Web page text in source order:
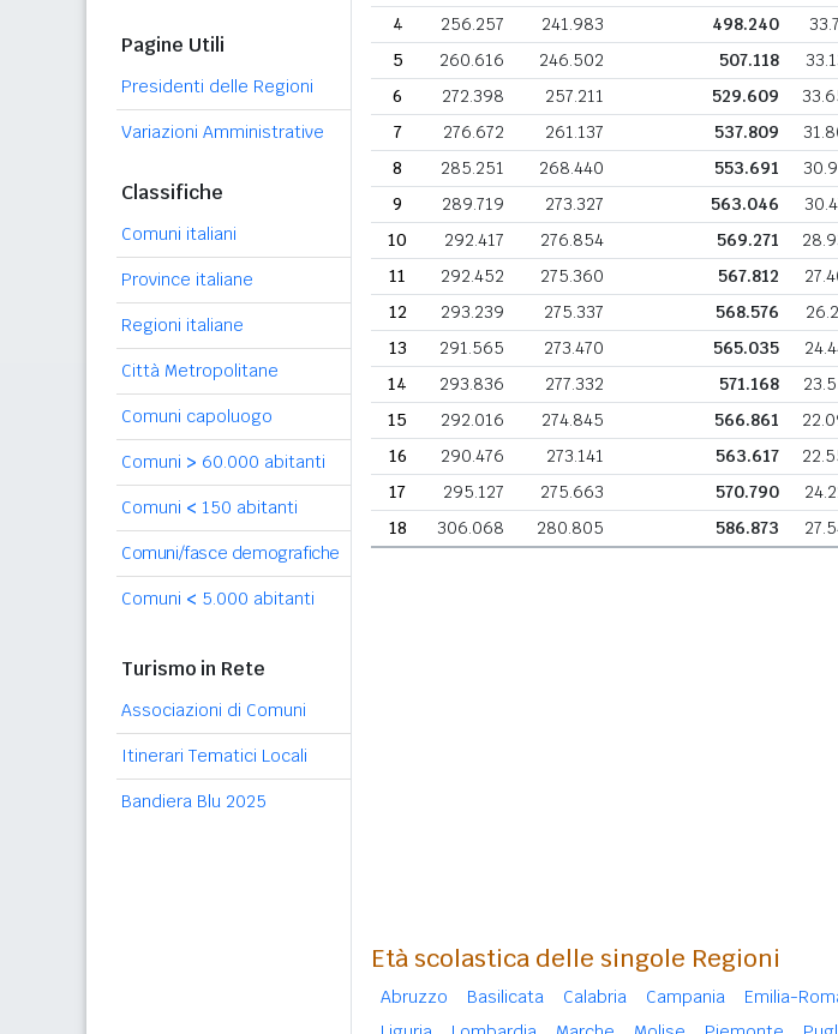
Pagine Utili
Presidenti delle Regioni
Variazioni Amministrative
Classifiche
Comuni italiani
Province italiane
Regioni italiane
Città Metropolitane
Comuni capoluogo
Comuni > 60.000 abitanti
Comuni < 150 abitanti
Comuni/fasce demografiche
Comuni < 5.000 abitanti
Turismo in Rete
Associazioni di Comuni
Itinerari Tematici Locali
Bandiera Blu 2025
4
256.257 241.983 498.240
5
260.616 246.502 507.118
6
272.398 257.211 529.609
7
276.672 261.137 537.809
8
285.251 268.440 553.691
9
289.719 273.327 563.046
10
292.417 276.854 569.271
11
292.452 275.360 567.812
12
293.239 275.337 568.576
13
291.565 273.470 565.035
14
293.836 277.332 571.168
15
292.016 274.845 566.861
16
290.476 273.141 563.617
17
295.127 275.663 570.790
18
306.068 280.805 586.873
Età scolastica delle singole Regioni
Abruzzo Basilicata Calabria Campania Emilia-